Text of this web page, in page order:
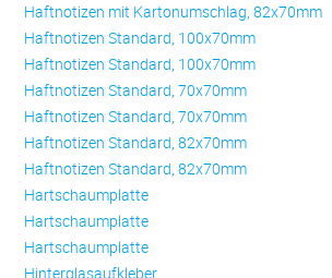
Haftnotizen mit Kartonumschlag, 82x70mm
Haftnotizen Standard, 100x70mm
Haftnotizen Standard, 100x70mm
Haftnotizen Standard, 70x70mm
Haftnotizen Standard, 70x70mm
Haftnotizen Standard, 82x70mm
Haftnotizen Standard, 82x70mm
Hartschaumplatte
Hartschaumplatte
Hartschaumplatte
Hinterglasaufkleber